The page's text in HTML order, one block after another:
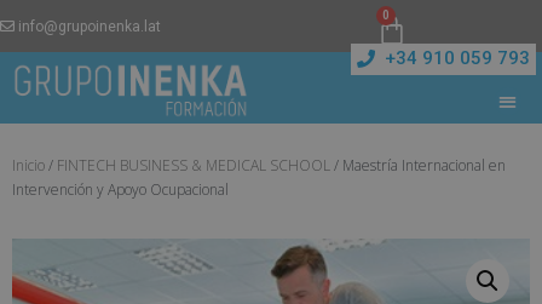
info@grupoinenka.lat
0
+34 910 059 793
Inicio/ FINTECH BUSINESS & MEDICAL SCHOOL/ Maestría Internacional en
Intervención y Apoyo Ocupacional